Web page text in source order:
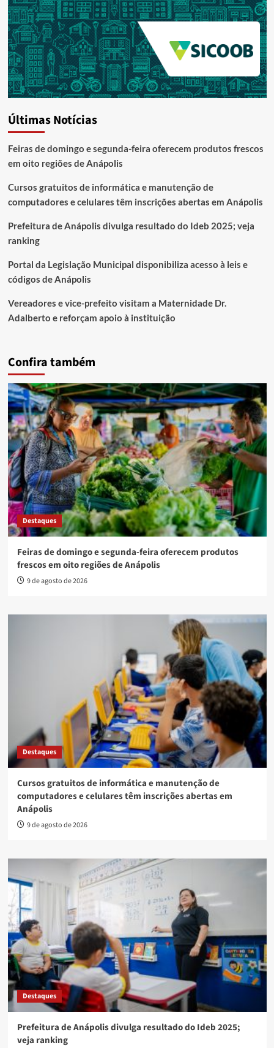
Últimas Notícias
Feiras de domingo e segunda-feira oferecem produtos frescos
em oito regiões de Anápolis
Cursos gratuitos de informática e manutenção de
computadores e celulares têm inscrições abertas em Anápolis
Prefeitura de Anápolis divulga resultado do Ideb 2025; veja
ranking
Portal da Legislação Municipal disponibiliza acesso à leis e
códigos de Anápolis
Vereadores e vice-prefeito visitam a Maternidade Dr.
Adalberto e reforçam apoio à instituição
Confira também
Destaques
Feiras de domingo e segunda-feira oferecem produtos
frescos em oito regiões de Anápolis
9 de agosto de 2026
Destaques
Cursos gratuitos de informática e manutenção de
computadores e celulares têm inscrições abertas em
Anápolis
9 de agosto de 2026
Destaques
Prefeitura de Anápolis divulga resultado do Ideb 2025;
veja ranking